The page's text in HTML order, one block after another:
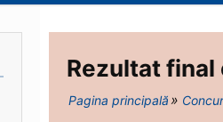
Rezultat
Pagina principală